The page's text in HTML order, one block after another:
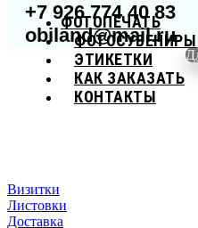
+7 926 774 40 83
obiland@mail.ru
ФОТОПЕЧАТЬ
ФОТОСУВЕНИРЫ
ЭТИКЕТКИ
КАК ЗАКАЗАТЬ
КОНТАКТЫ
Визитки
Листовки
Доставка